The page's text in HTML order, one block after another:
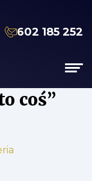
602 185 252
coś”